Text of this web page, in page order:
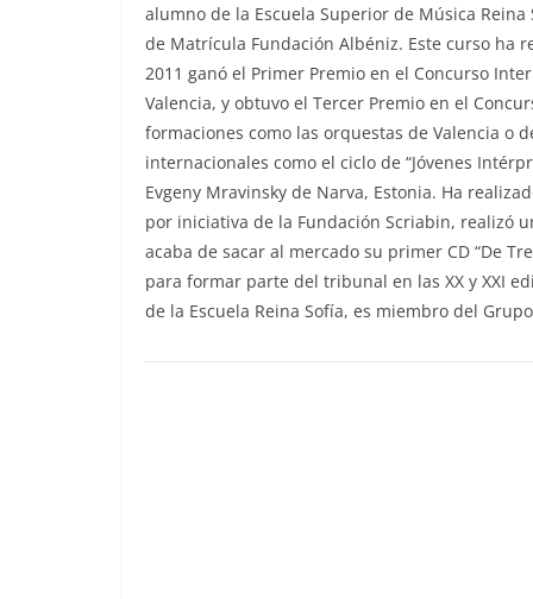
alumno de la Escuela Superior de Música
de Matrícula Fundación Albéniz. Este curso ha
2011 ganó el Primer Premio en el Concurso
Valencia, y obtuvo el Tercer Premio en el
formaciones como las orquestas de Valencia o
internacionales como el ciclo de “Jóvenes
Evgeny Mravinsky de Narva, Estonia. Ha
por iniciativa de la Fundación Scriabin, realizó
acaba de sacar al mercado su primer CD “De
para formar parte del tribunal en las XX y XXI
de la Escuela Reina Sofía, es miembro del